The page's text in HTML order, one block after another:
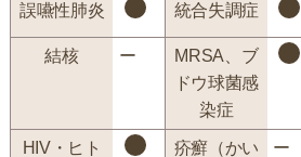
誤嚥性肺炎 統合失調症
結核 ー
MRSA、ブ
ドウ球菌感
染症
HIV・ヒト 疥癬（かい ー